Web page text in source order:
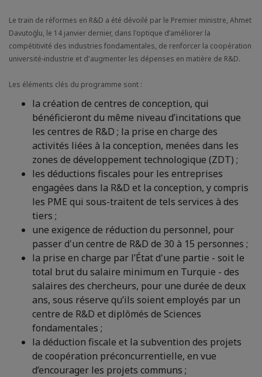
Le train de réformes en R&D a été dévoilé par le Premier ministre, Ahmet
Davutoğlu, le 14 janvier dernier, dans l'optique d’améliorer la
compétitivité des industries fondamentales, de renforcer la coopération
université-industrie et d'augmenter les dépenses en matière de R&D.
Les éléments clés du programme sont :
la création de centres de conception, qui
bénéficieront du même niveau d’incitations que
les centres de R&D ; la prise en charge des
activités liées à la conception, menées dans les
zones de développement technologique (ZDT) ;
les déductions fiscales pour les entreprises
engagées dans la R&D et la conception, y compris
les PME qui sous-traitent de tels services à des
tiers ;
une exigence de réduction du personnel, pour
passer d'un centre de R&D de 30 à 15 personnes ;
la prise en charge par l’État d'une partie - soit le
total brut du salaire minimum en Turquie - des
salaires des chercheurs, pour une durée de deux
ans, sous réserve qu’ils soient employés par un
centre de R&D et diplômés de Sciences
fondamentales ;
la déduction fiscale et la subvention des projets
de coopération préconcurrentielle, en vue
d’encourager les projets communs ;